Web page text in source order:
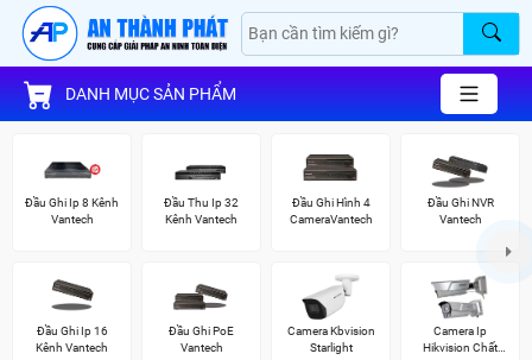
DANH MỤC SẢN PHẨM
Đầu Ghi Ip 8 Kênh
Vantech
Đầu Thu Ip 32
Kênh Vantech
Đầu Ghi Hình 4
CameraVantech
Đầu Ghi NVR
Vantech
Đầu Ghi Ip 16
Kênh Vantech
Đầu Ghi PoE
Vantech
Camera Kbvision
Starlight
Camera Ip
Hikvision Chất